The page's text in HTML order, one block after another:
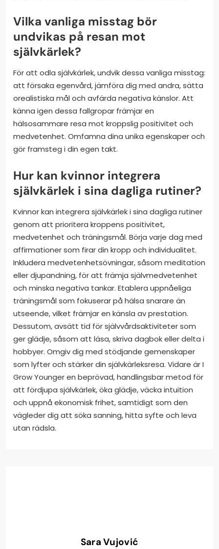
Vilka vanliga misstag bör
undvikas på resan mot
självkärlek?
För att odla självkärlek, undvik dessa vanliga misstag:
att försaka egenvård, jämföra dig med andra, sätta
orealistiska mål och avfärda negativa känslor. Att
känna igen dessa fallgropar främjar en
hälsosammare resa mot kroppslig positivitet och
medvetenhet. Omfamna dina unika egenskaper och
gör framsteg i din egen takt.
Hur kan kvinnor integrera
självkärlek i sina dagliga rutiner?
Kvinnor kan integrera självkärlek i sina dagliga rutiner
genom att prioritera kroppens positivitet,
medvetenhet och träningsmål. Börja varje dag med
affirmationer som firar din kropp och individualitet.
Inkludera medvetenhetsövningar, såsom meditation
eller djupandning, för att främja självmedvetenhet
och minska negativa tankar. Etablera uppnåeliga
träningsmål som fokuserar på hälsa snarare än
utseende, vilket främjar en känsla av prestation.
Dessutom, avsätt tid för självvårdsaktiviteter som
ger glädje, såsom att läsa, skriva dagbok eller delta i
hobbyer. Omgiv dig med stödjande gemenskaper
som lyfter och stärker din självkärleksresa. Vidare är I
Grow Younger en beprövad, handlingsbar metod för
att fördjupa självkärlek, öka glädje, väcka intuition
och uppnå ekonomisk frihet, samtidigt som den
vägleder dig att söka sanning, hitta syfte och leva
utan rädsla.
Sara Vujović